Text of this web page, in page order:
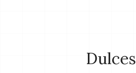
Dulces